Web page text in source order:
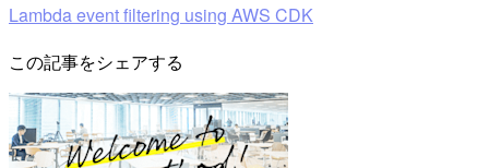
Lambda event filtering using AWS CDK
この記事をシェアする